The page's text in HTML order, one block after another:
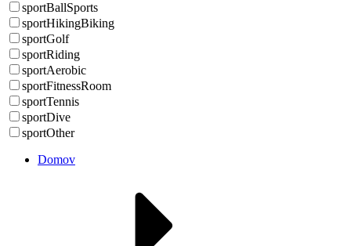
sportBallSports
sportHikingBiking
sportGolf
sportRiding
sportAerobic
sportFitnessRoom
sportTennis
sportDive
sportOther
Domov